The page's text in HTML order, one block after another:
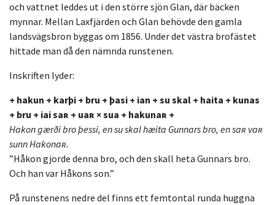
och vattnet leddes ut i den större sjön Glan, där bäcken
mynnar. Mellan Laxfjärden och Glan behövde den gamla
landsvägsbron byggas om 1856. Under det västra brofästet
hittade man då den nämnda runstenen.
Inskriften lyder:
+ hakun + karþi + bru + þasi + ian + su skal + haita + kunas
+ bru + iai saʀ + uaʀ × sua + hakunaʀ +
Hakon gærði bro þessi, en su skal hæita Gunnars bro, en saʀ vaʀ
sunn Hakonaʀ.
”Håkon gjorde denna bro, och den skall heta Gunnars bro.
Och han var Håkons son.”
På runstenens nedre del finns ett femtontal runda huggna